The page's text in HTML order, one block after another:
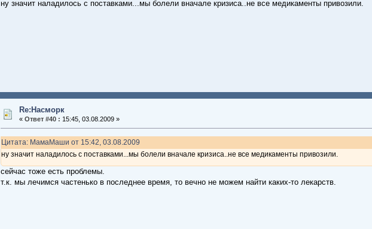
ну значит наладилось с поставками...мы болели вначале кризиса..не все медикаменты привозили.
Re:Насморк
« Ответ #40 : 15:45, 03.08.2009 »
Цитата: МамаМаши от 15:42, 03.08.2009
ну значит наладилось с поставками...мы болели вначале кризиса..не все медикаменты привозили.
сейчас тоже есть проблемы.
т.к. мы лечимся частенько в последнее время, то вечно не можем найти каких-то лекарств.